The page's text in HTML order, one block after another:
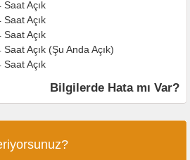
Saat Açık
Saat Açık
Saat Açık
Saat Açık (Şu Anda Açık)
Saat Açık
Bilgilerde Hata mı Var?